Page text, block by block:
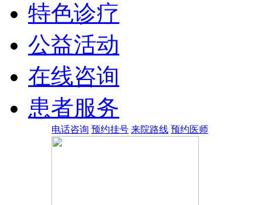
特色诊疗
公益活动
在线咨询
患者服务
电话咨询 预约挂号 来院路线 预约医师